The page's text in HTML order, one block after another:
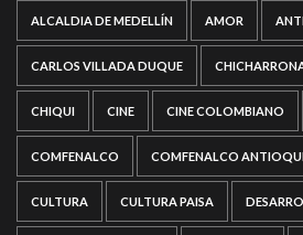
ALCALDIA DE MEDELLÍN AMOR
CARLOS VILLADA DUQUE
CHIQUI CINE CINE COLOMBIANO
COMFENALCO COMFENALCO
CULTURA CULTURA PAISA